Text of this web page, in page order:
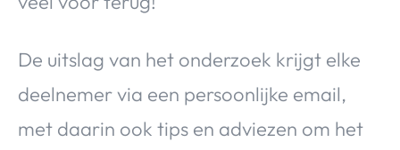
De uitslag van het onderzoek krijgt elke
deelnemer via een persoonlijke email,
met daarin ook tips en adviezen om het